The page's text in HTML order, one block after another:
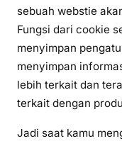
sebuah webstie
Fungsi dari cookie
menyimpan
menyimpan
lebih terkait dan
terkait dengan
Jadi saat kamu